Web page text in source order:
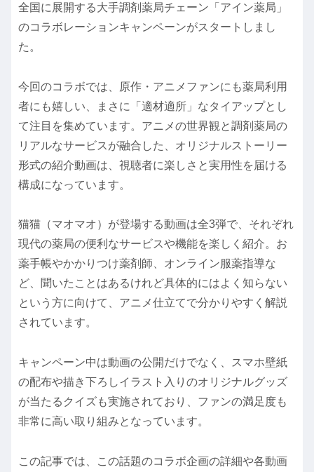
全国に展開する大手調剤薬局チェーン「アイン薬局」
のコラボレーションキャンペーンがスタートしまし
た。
今回のコラボでは、原作・アニメファンにも薬局利用
者にも嬉しい、まさに「適材適所」なタイアップとし
て注目を集めています。アニメの世界観と調剤薬局の
リアルなサービスが融合した、オリジナルストーリー
形式の紹介動画は、視聴者に楽しさと実用性を届ける
構成になっています。
猫猫（マオマオ）が登場する動画は全3弾で、それぞれ
現代の薬局の便利なサービスや機能を楽しく紹介。お
薬手帳やかかりつけ薬剤師、オンライン服薬指導な
ど、聞いたことはあるけれど具体的にはよく知らない
という方に向けて、アニメ仕立てで分かりやすく解説
されています。
キャンペーン中は動画の公開だけでなく、スマホ壁紙
の配布や描き下ろしイラスト入りのオリジナルグッズ
が当たるクイズも実施されており、ファンの満足度も
非常に高い取り組みとなっています。
この記事では、この話題のコラボ企画の詳細や各動画